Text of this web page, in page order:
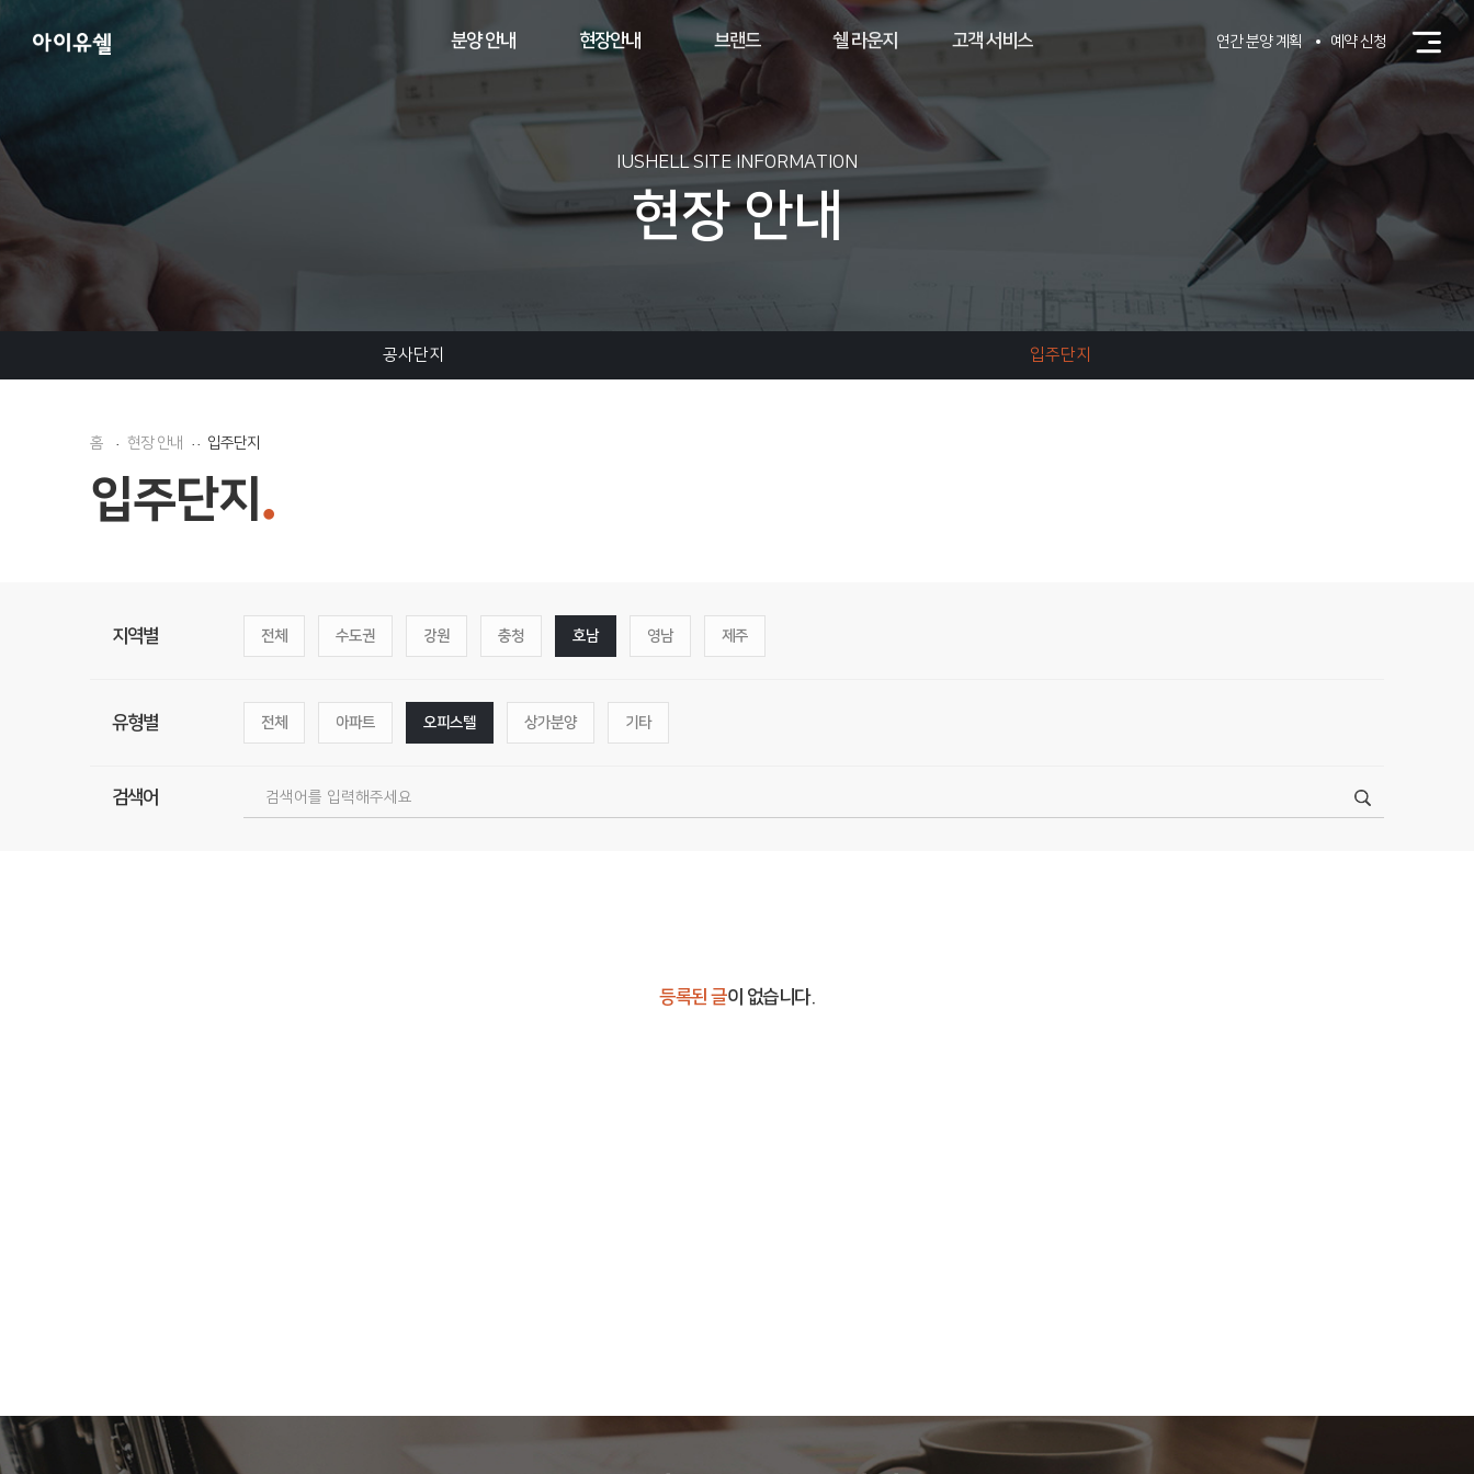
분양 안내 현장안내 브랜드 쉘 라운지 고객 서비스 연간 분양 계획 예약 신청
IUSHELL SITE INFORMATION
현장 안내
공사단지 입주단지
홈 현장 안내 입주단지
입주단지
지역별 전체 수도권 강원 충청 호남 영남 제주
유형별 전체 아파트 오피스텔 상가분양 기타
검색어
등록된 글이 없습니다.